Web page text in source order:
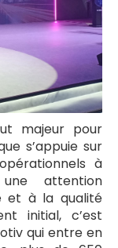
majeur pour
s’appuie sur
à
attention
et à la qualité
initial, c’est
qui entre en